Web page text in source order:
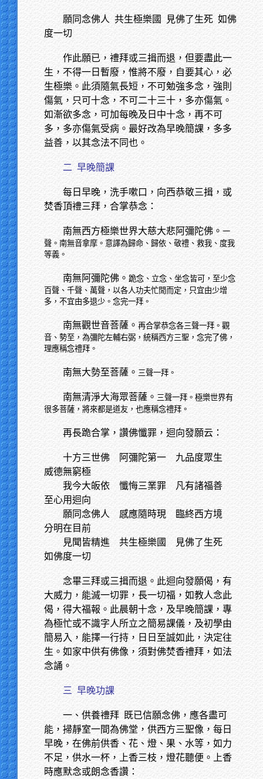
願同念佛人 共生極樂國 見佛了生死 如佛
度一切
作此願已，禮拜或三揖而退，但要盡此一
生，不得一日暫廢，惟將不廢，自要其心，必
生極樂。此須隨氣長短，不可勉強多念，強則
傷氣，只可十念，不可二十三十，多亦傷氣。
如漸欲多念，可加每晚及日中十念，再不可
多，多亦傷氣受病。最好改為早晚簡課，多多
益善，以其念法不同也。
二 早晚簡課
每日早晚，洗手嗽口，向西恭敬三揖，或
焚香頂禮三拜，合掌恭念：
南無西方極樂世界大慈大悲阿彌陀佛。 一
聲。南無音拿摩。意譯為歸命、歸依、敬禮、救我、度我
等義。
南無阿彌陀佛。 跪念、立念、坐念皆可，至少念
百聲、千聲、萬聲，以各人功夫忙閒而定，只宜由少增
多，不宜由多退少。念完一拜。
南無觀世音菩薩。再合掌恭念各三聲一拜。觀
音、勢至，為彌陀左輔右弼，統稱西方三聖，念完了佛，
理應稱念禮拜。
南無大勢至菩薩。 三聲一拜。
南無清淨大海眾菩薩。 三聲一拜。極樂世界有
很多菩薩，將來都是道友，也應稱念禮拜。
再長跪合掌，讚佛懺罪，迴向發願云：
十方三世佛
阿彌陀第一 九品度眾生
威德無窮極
我今大皈依
懺悔三業罪 凡有諸福善
至心用迴向
願同念佛人
感應隨時現 臨終西方境
分明在目前
見聞皆精進
共生極樂國 見佛了生死
如佛度一切
念畢三拜或三揖而退。此迴向發願偈，有
大威力，能滅一切罪，長一切福，如教人念此
偈，得大福報。此晨朝十念，及早晚簡課，專
為極忙或不識字人所立之簡易課儀，及初學由
簡易入，能擇一行持，日日至誠如此，決定往
生。如家中供有佛像，須對佛焚香禮拜，如法
念誦。
三 早晚功課
一、供養禮拜 既已信願念佛，應各盡可
能，掃靜室一間為佛堂，供西方三聖像，每日
早晚，在佛前供香、花、燈、果、水等，如力
不足，供水一杯，上香三枝，燈花聽便。上香
時應默念或朗念香讚：